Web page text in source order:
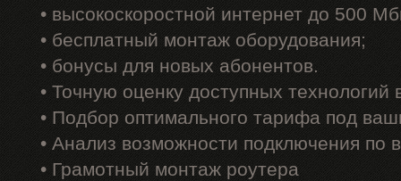
• высокоскоростной интернет до 500
• бесплатный монтаж оборудования;
• бонусы для новых абонентов.
• Точную оценку доступных
• Подбор оптимального тарифа под
• Анализ возможности подключения по
• Грамотный монтаж роутера